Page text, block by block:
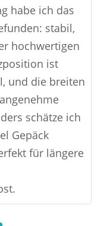
habe ich das
stabil,
hochwertigen
ist
und die breiten
schätze ich
Gepäck
für längere